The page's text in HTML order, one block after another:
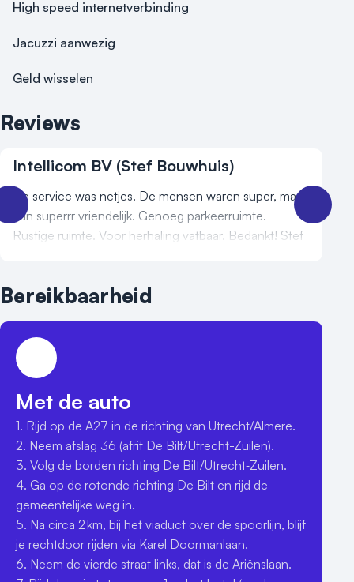
High speed internetverbinding
Jacuzzi aanwezig
Geld wisselen
Reviews
Intellicom BV (Stef Bouwhuis)
De service was netjes. De mensen waren super, maar
dan superrr vriendelijk. Genoeg parkeerruimte.
Rustige ruimte. Voor herhaling vatbaar. Bedankt! Stef
Bereikbaarheid
Met de auto
1. Rijd op de A27 in de richting van Utrecht/Almere.
2. Neem afslag 36 (afrit De Bilt/Utrecht-Zuilen).
3. Volg de borden richting De Bilt/Utrecht‑Zuilen.
4. Ga op de rotonde richting De Bilt en rijd de
gemeentelijke weg in.
5. Na circa 2 km, bij het viaduct over de spoorlijn, blijf
je rechtdoor rijden via Karel Doormanlaan.
6. Neem de vierde straat links, dat is de Ariënslaan.